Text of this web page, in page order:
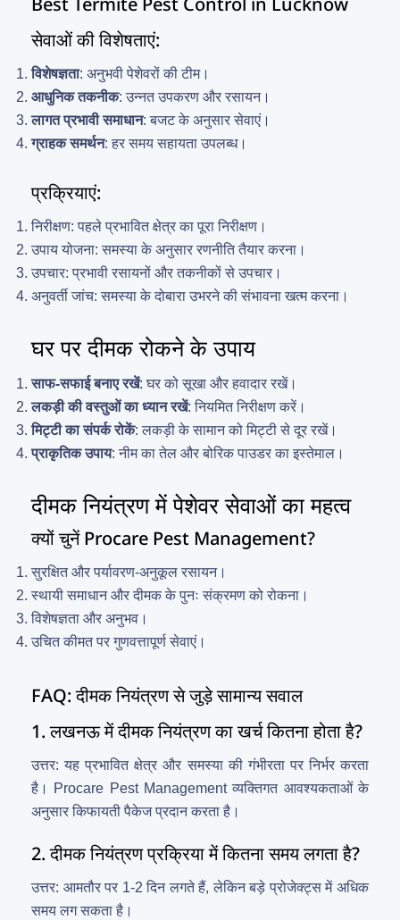
सेवाओं की विशेषताएं:
विशेषज्ञता: अनुभवी पेशेवरों की टीम।
आधुनिक तकनीक: उन्नत उपकरण और रसायन।
लागत प्रभावी समाधान: बजट के अनुसार सेवाएं।
ग्राहक समर्थन: हर समय सहायता उपलब्ध।
प्रक्रियाएं:
निरीक्षण: पहले प्रभावित क्षेत्र का पूरा निरीक्षण।
उपाय योजना: समस्या के अनुसार रणनीति तैयार करना।
उपचार: प्रभावी रसायनों और तकनीकों से उपचार।
अनुवर्ती जांच: समस्या के दोबारा उभरने की संभावना खत्म करना।
घर पर दीमक रोकने के उपाय
साफ-सफाई बनाए रखें: घर को सूखा और हवादार रखें।
लकड़ी की वस्तुओं का ध्यान रखें: नियमित निरीक्षण करें।
मिट्टी का संपर्क रोकें: लकड़ी के सामान को मिट्टी से दूर रखें।
प्राकृतिक उपाय: नीम का तेल और बोरिक पाउडर का इस्तेमाल।
दीमक नियंत्रण में पेशेवर सेवाओं का महत्व
क्यों चुनें Procare Pest Management?
सुरक्षित और पर्यावरण-अनुकूल रसायन।
स्थायी समाधान और दीमक के पुनः संक्रमण को रोकना।
विशेषज्ञता और अनुभव।
उचित कीमत पर गुणवत्तापूर्ण सेवाएं।
FAQ: दीमक नियंत्रण से जुड़े सामान्य सवाल
1. लखनऊ में दीमक नियंत्रण का खर्च कितना होता है?
उत्तर: यह प्रभावित क्षेत्र और समस्या की गंभीरता पर निर्भर करता
है। Procare Pest Management व्यक्तिगत आवश्यकताओं के
अनुसार किफायती पैकेज प्रदान करता है।
2. दीमक नियंत्रण प्रक्रिया में कितना समय लगता है?
उत्तर: आमतौर पर 1-2 दिन लगते हैं, लेकिन बड़े प्रोजेक्ट्स में अधिक
समय लग सकता है।